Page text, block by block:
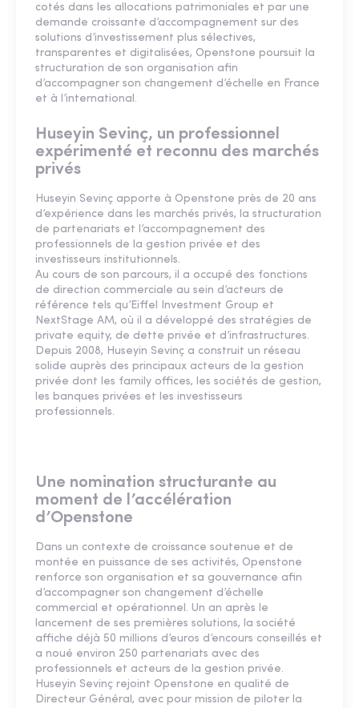
cotés dans les allocations patrimoniales et par une
demande croissante d’accompagnement sur des
solutions d’investissement plus sélectives,
transparentes et digitalisées, Openstone poursuit la
structuration de son organisation afin
d’accompagner son changement d’échelle en France
et à l’international.
Huseyin Sevinç, un professionnel
expérimenté et reconnu des marchés
privés
Huseyin Sevinç apporte à Openstone près de 20 ans
d’expérience dans les marchés privés, la structuration
de partenariats et l’accompagnement des
professionnels de la gestion privée et des
investisseurs institutionnels.
Au cours de son parcours, il a occupé des fonctions
de direction commerciale au sein d’acteurs de
référence tels qu’Eiffel Investment Group et
NextStage AM, où il a développé des stratégies de
private equity, de dette privée et d’infrastructures.
Depuis 2008, Huseyin Sevinç a construit un réseau
solide auprès des principaux acteurs de la gestion
privée dont les family offices, les sociétés de gestion,
les banques privées et les investisseurs
professionnels.
Une nomination structurante au
moment de l’accélération
d’Openstone
Dans un contexte de croissance soutenue et de
montée en puissance de ses activités, Openstone
renforce son organisation et sa gouvernance afin
d’accompagner son changement d’échelle
commercial et opérationnel. Un an après le
lancement de ses premières solutions, la société
affiche déjà 50 millions d’euros d’encours conseillés et
a noué environ 250 partenariats avec des
professionnels et acteurs de la gestion privée.
Huseyin Sevinç rejoint Openstone en qualité de
Directeur Général, avec pour mission de piloter la